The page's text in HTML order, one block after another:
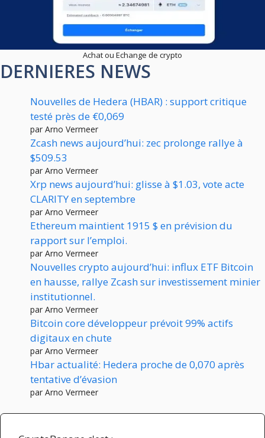
Achat ou Echange de crypto
DERNIERES NEWS
Nouvelles de Hedera (HBAR) : support critique
testé près de €0,069
par Arno Vermeer
Zcash news aujourd’hui: zec prolonge rallye à
$509.53
par Arno Vermeer
Xrp news aujourd’hui: glisse à $1.03, vote acte
CLARITY en septembre
par Arno Vermeer
Ethereum maintient 1915 $ en prévision du
rapport sur l’emploi.
par Arno Vermeer
Nouvelles crypto aujourd’hui: influx ETF Bitcoin
en hausse, rallye Zcash sur investissement minier
institutionnel.
par Arno Vermeer
Bitcoin core développeur prévoit 99% actifs
digitaux en chute
par Arno Vermeer
Hbar actualité: Hedera proche de 0,070 après
tentative d’évasion
par Arno Vermeer